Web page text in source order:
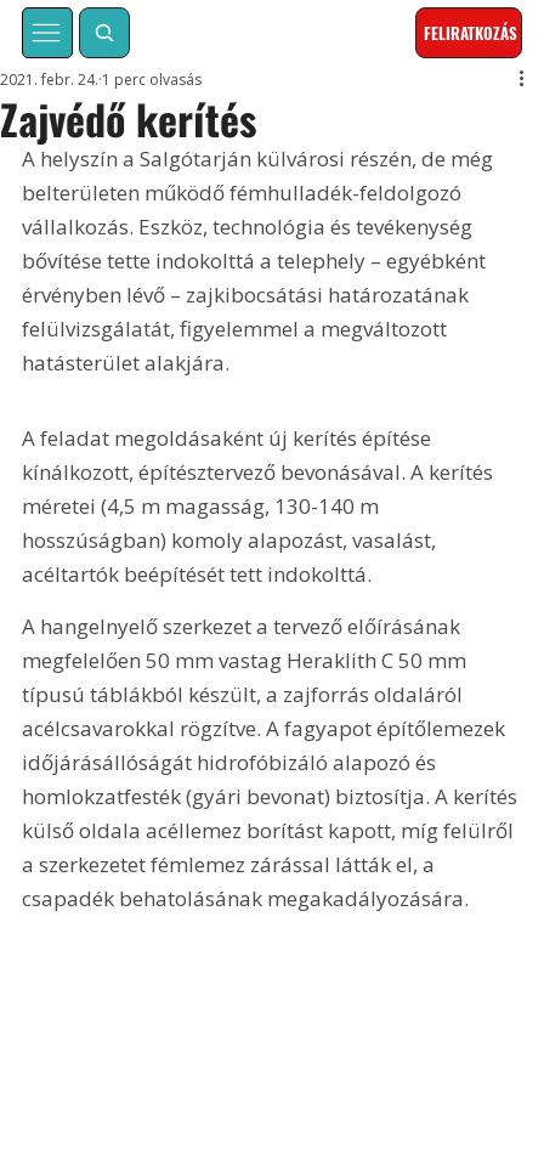
FELIRATKOZÁS
Zajvédő kerítés
2021. febr. 24. 1 perc olvasás
A helyszín a Salgótarján külvárosi részén, de még
belterületen működő fémhulladék-feldolgozó
vállalkozás. Eszköz, technológia és tevékenység
bővítése tette indokolttá a telephely – egyébként
érvényben lévő – zajkibocsátási határozatának
felülvizsgálatát, figyelemmel a megváltozott
hatásterület alakjára.
A feladat megoldásaként új kerítés építése
kínálkozott, építésztervező bevonásával. A kerítés
méretei (4,5 m magasság, 130-140 m
hosszúságban) komoly alapozást, vasalást,
acéltartók beépítését tett indokolttá.
A hangelnyelő szerkezet a tervező előírásának
megfelelően 50 mm vastag Heraklith C 50 mm
típusú táblákból készült, a zajforrás oldaláról
acélcsavarokkal rögzítve. A fagyapot építőlemezek
időjárásállóságát hidrofóbizáló alapozó és
homlokzatfesték (gyári bevonat) biztosítja. A kerítés
külső oldala acéllemez borítást kapott, míg felülről
a szerkezetet fémlemez zárással látták el, a
csapadék behatolásának megakadályozására.